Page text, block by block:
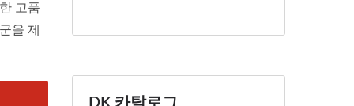
고품
을 제
DK 카탈로그